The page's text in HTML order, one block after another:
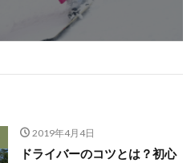
2019年4月4日
ドライバーのコツとは？初心